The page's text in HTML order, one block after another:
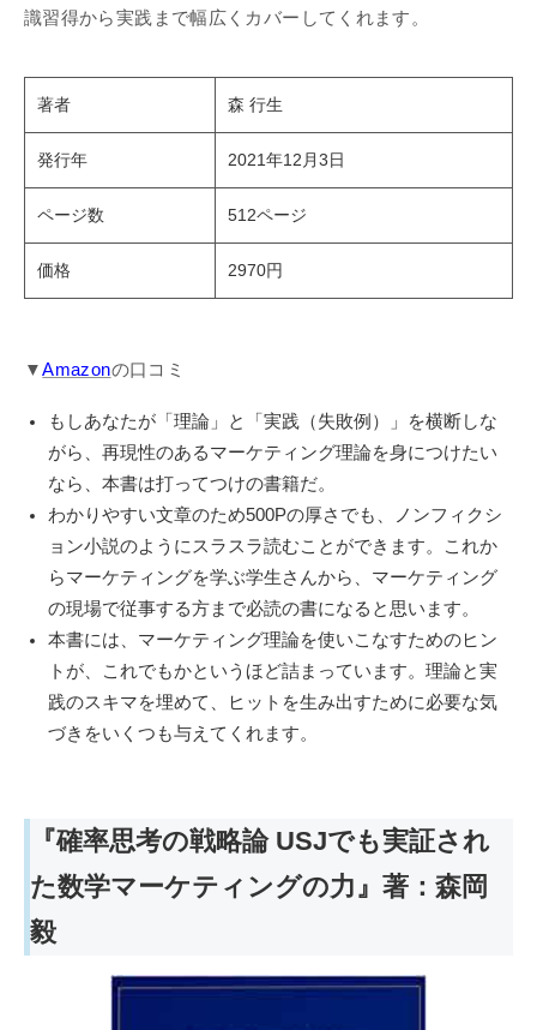
識習得から実践まで幅広くカバーしてくれます。
著者 森 行生
発行年 2021年12月3日
ページ数 512ページ
価格 2970円
▼Amazonの口コミ
もしあなたが「理論」と「実践（失敗例）」を横断しな
がら、再現性のあるマーケティング理論を身につけたい
なら、本書は打ってつけの書籍だ。
わかりやすい文章のため500Pの厚さでも、ノンフィクシ
ョン小説のようにスラスラ読むことができます。これか
らマーケティングを学ぶ学生さんから、マーケティング
の現場で従事する方まで必読の書になると思います。
本書には、マーケティング理論を使いこなすためのヒン
トが、これでもかというほど詰まっています。理論と実
践のスキマを埋めて、ヒットを生み出すために必要な気
づきをいくつも与えてくれます。
『確率思考の戦略論 USJでも実証され
た数学マーケティングの力』著：森岡
毅